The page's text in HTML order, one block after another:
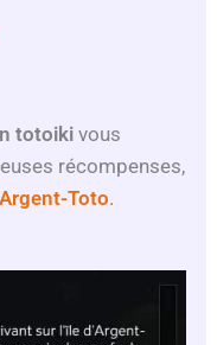
totoikivous
récompenses,
Toto.